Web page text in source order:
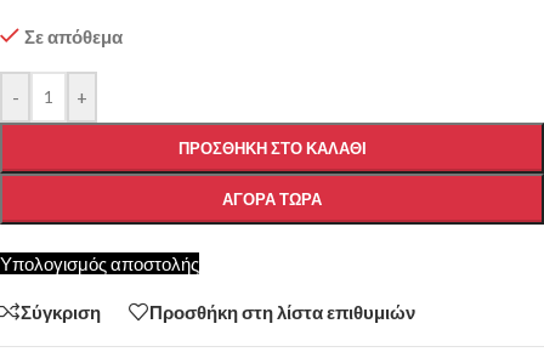
Σε απόθεμα
- +
ΠΡΟΣΘΉΚΗ ΣΤΟ ΚΑΛΆΘΙ
ΑΓΟΡΆ ΤΏΡΑ
Υπολογισμός αποστολής
Σύγκριση Προσθήκη στη λίστα επιθυμιών